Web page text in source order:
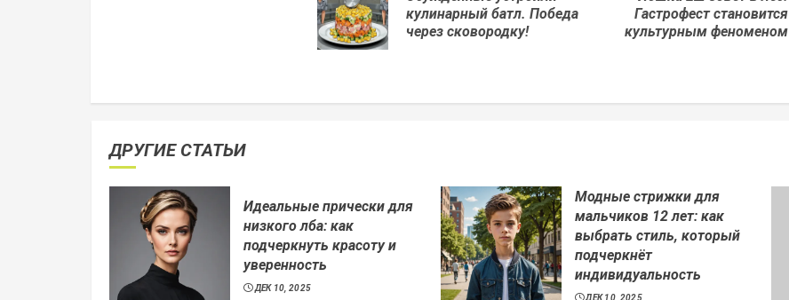
Предыдущая
новость
кулинарный батл. Победа
через сковородку!
post:
Гастрофест становится
культурным феноменом
ДРУГИЕ СТАТЬИ
Идеальные прически для
низкого лба: как
подчеркнуть красоту и
уверенность
ДЕК 10, 2025
Модные стрижки для
мальчиков 12 лет: как
выбрать стиль, который
подчеркнёт
индивидуальность
ДЕК 10, 2025